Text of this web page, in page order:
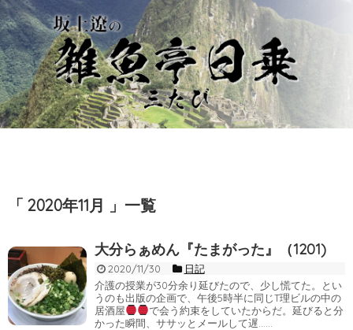
「 2020年11月 」一覧
大分らぁめん『たまがった』（1201)
2020/11/30
日記
介護の授業が30分余り延びたので、少し慌てた。とい
うのも出版の企画で、午後5時半に同じT理ビルの中の
居酒屋
で会う約束をしていたからだ。延びると分
かった瞬間、ササッとメールして遅……